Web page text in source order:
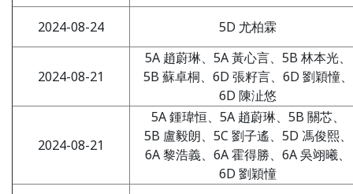
2024-08-24 5D 尤柏霖
2024-08-21
5A 趙蔚琳、5A 黃心言、5B 林本光、
5B 蘇卓桐、6D 張籽言、6D 劉穎憧、
6D 陳沚悠
2024-08-21
5A 鍾瑋恒、5A 趙蔚琳、5B 關芯、
5B 盧毅朗、5C 劉子遙、5D 馮俊熙、
6A 黎浩義、6A 霍得勝、6A 吳翊曦、
6D 劉穎憧